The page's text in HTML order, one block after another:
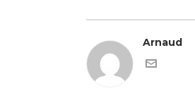
Arnaud